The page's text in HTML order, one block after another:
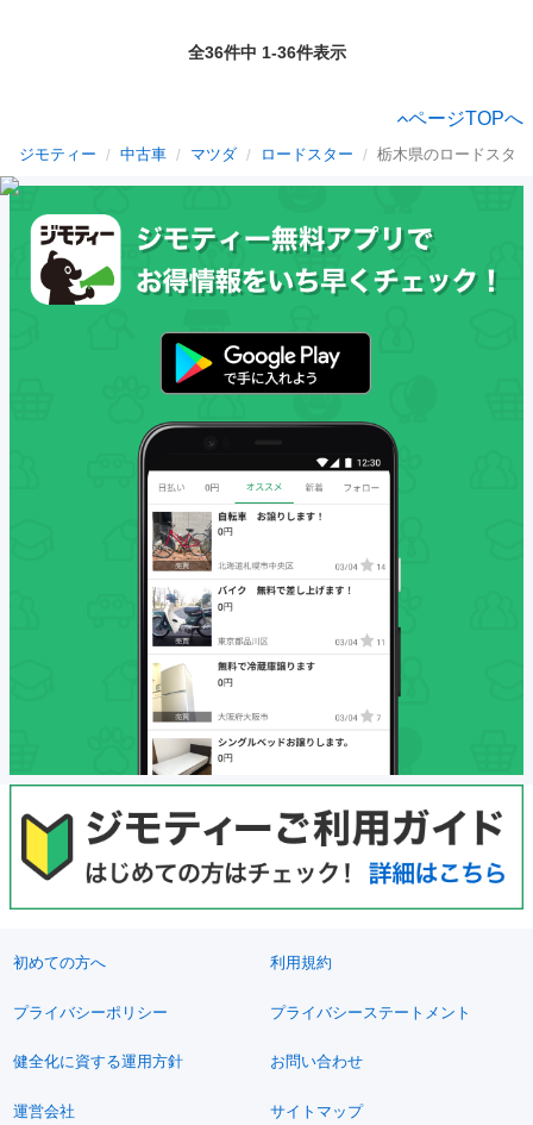
全36件中 1-36件表示
ページTOPへ
ジモティー 中古車 マツダ ロードスター 栃木県のロードスター
初めての方へ 利用規約
プライバシーポリシー プライバシーステートメント
健全化に資する運用方針 お問い合わせ
運営会社 サイトマップ